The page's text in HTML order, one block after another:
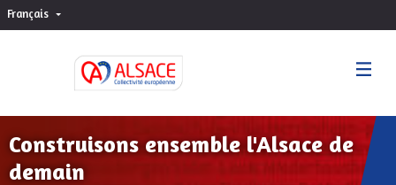
Français Choisir la langue
Construisons ensemble l'Alsace de
demain